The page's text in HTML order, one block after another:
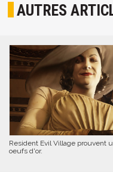
AUTRES
Resident Evil Village prouvent
oeufs d'or.